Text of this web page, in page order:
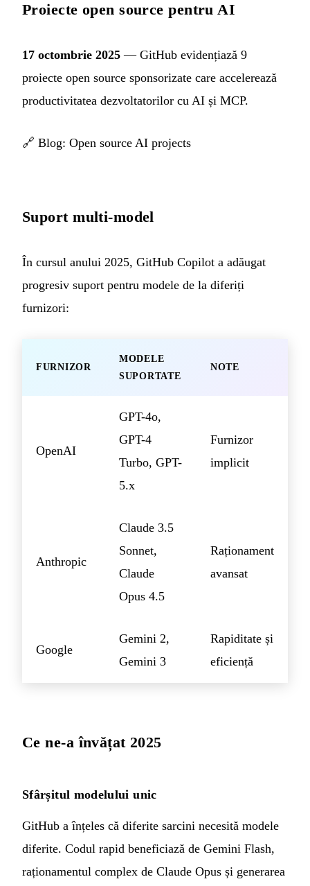
Proiecte open source pentru AI
17 octombrie 2025 — GitHub evidențiază 9
proiecte open source sponsorizate care accelerează
productivitatea dezvoltatorilor cu AI și MCP.
🔗 Blog: Open source AI projects
Suport multi-model
În cursul anului 2025, GitHub Copilot a adăugat
progresiv suport pentru modele de la diferiți
furnizori:
FURNIZOR
MODELE
SUPORTATE
NOTE
OpenAI
GPT-4o,
GPT-4
Turbo, GPT-
5.x
Furnizor
implicit
Anthropic
Claude 3.5
Sonnet,
Claude
Opus 4.5
Raționament
avansat
Google
Gemini 2,
Gemini 3
Rapiditate și
eficiență
Ce ne-a învățat 2025
Sfârșitul modelului unic
GitHub a înțeles că diferite sarcini necesită modele
diferite. Codul rapid beneficiază de Gemini Flash,
raționamentul complex de Claude Opus și generarea